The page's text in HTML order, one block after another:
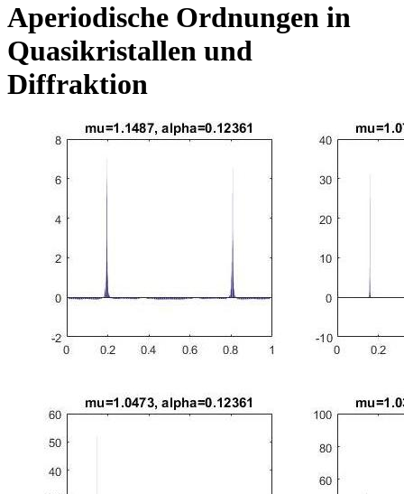
Aperiodische Ordnungen in
Quasikristallen und
Diffraktion